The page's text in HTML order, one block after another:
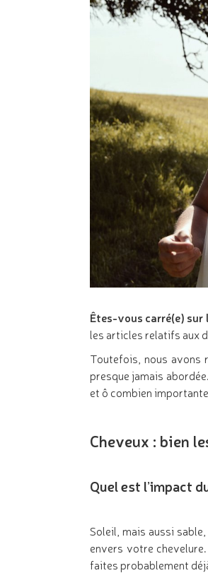
Êtes-vous carré(e) sur
les articles relatifs aux
Toutefois, nous avons
presque jamais
et ô combien
Cheveux : bien
Quel est l’impact
Soleil, mais aussi
envers votre
faites probablement